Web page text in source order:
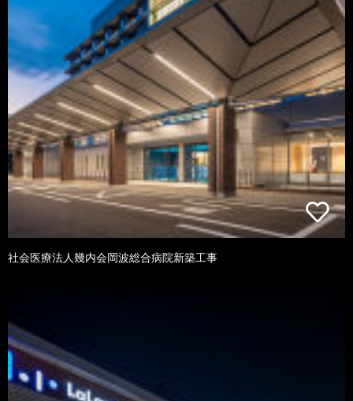
社会医療法人幾内会岡波総合病院新築工事